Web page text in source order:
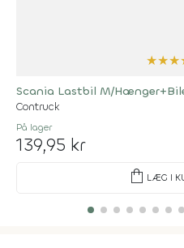
★★★
Scania Lastbil M/
Contruck
På lager
139,95 kr
shopping_bag LÆG I